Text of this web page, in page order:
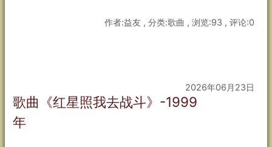
作者:益友 , 分类:歌曲 , 浏览:93 , 评论:0
2026年06月23日
歌曲《红星照我去战斗》-1999
年